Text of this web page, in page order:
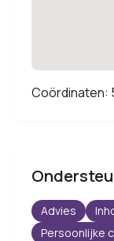
Coördinaten:
Advies
Persoonlijke